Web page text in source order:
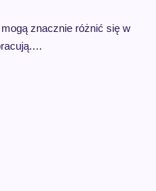
znacznie różnić się w